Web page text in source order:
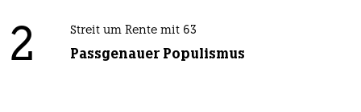
2 Streit um Rente mit 63
Passgenauer Populismus